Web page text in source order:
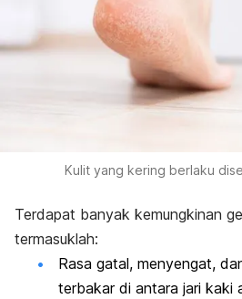
Kulit yang kering berlaku
Terdapat banyak kemungkinan
termasuklah:
Rasa gatal, menyengat,
terbakar di antara jari kaki